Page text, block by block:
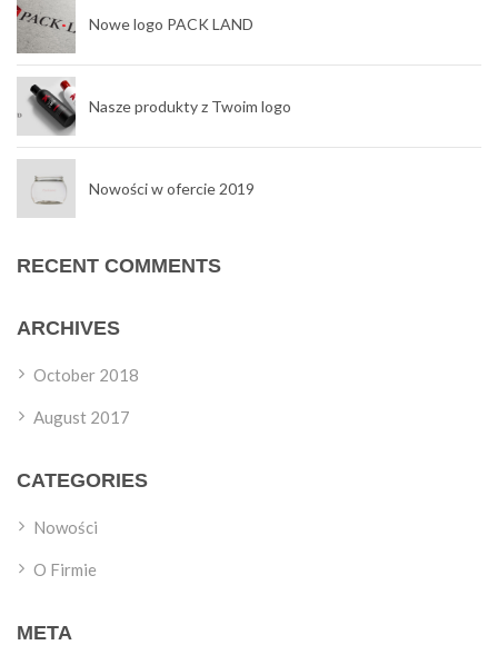
Nowe logo PACK LAND
Nasze produkty z Twoim logo
Nowości w ofercie 2019
RECENT COMMENTS
ARCHIVES
October 2018
August 2017
CATEGORIES
Nowości
O Firmie
META